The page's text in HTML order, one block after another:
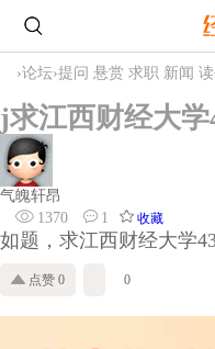
›论坛›提问 悬赏 求职 新闻
j求江西财经大学
气魄轩昂
1370
1 收藏
如题，求江西财经大学
点赞 0 0